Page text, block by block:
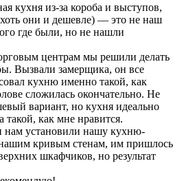
кухня из-за короба и выступов,
они и дешевле) — это не наш
где были, но не нашли
центрам мы решили делать
Вызвали замерщика, он все
кухню именно такой, как
сложилась окончательно. Не
вариант, но кухня идеально
такой, как мне нравится.
нам установили нашу кухню-
кривым стенам, им пришлось
шкафчиков, но результат